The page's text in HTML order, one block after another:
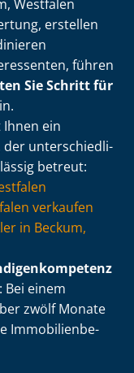
Westfalen
erstellen
führen
Sie Schritt für
Ihnen ein
der un­ter­schied­li­
betreut:
verkaufen
in Beckum,
Bei einem
zwölf Monate
Im­mo­bi­li­en­be­